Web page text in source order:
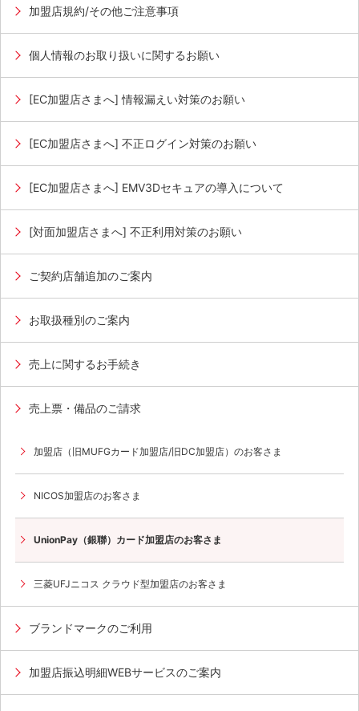
加盟店規約/その他ご注意事項
個人情報のお取り扱いに関するお願い
[EC加盟店さまへ] 情報漏えい対策のお願い
[EC加盟店さまへ] 不正ログイン対策のお願い
[EC加盟店さまへ] EMV3Dセキュアの導入について
[対面加盟店さまへ] 不正利用対策のお願い
ご契約店舗追加のご案内
お取扱種別のご案内
売上に関するお手続き
売上票・備品のご請求
加盟店（旧MUFGカード加盟店/旧DC加盟店）のお客さま
NICOS加盟店のお客さま
UnionPay（銀聯）カード加盟店のお客さま
三菱UFJニコス クラウド型加盟店のお客さま
ブランドマークのご利用
加盟店振込明細WEBサービスのご案内